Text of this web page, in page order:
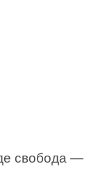
свобода —